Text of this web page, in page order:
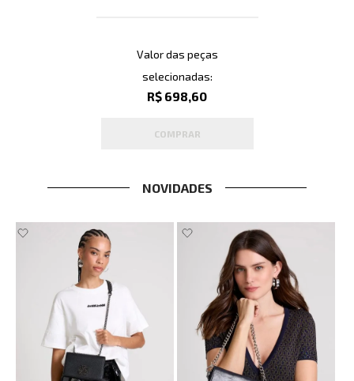
Valor das peças
selecionadas:
R$ 698,60
COMPRAR
NOVIDADES